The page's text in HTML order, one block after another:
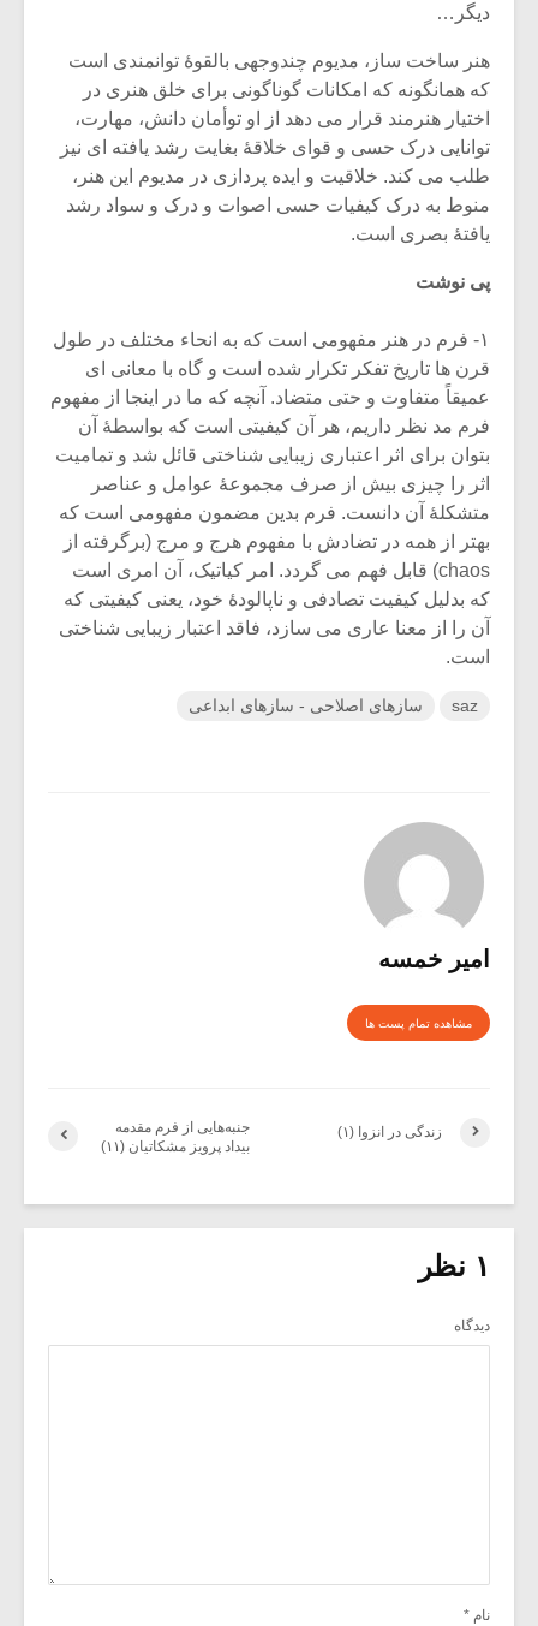
دیگر…
هنر ساخت ساز، مدیوم چندوجهی بالقوۀ توانمندی است
که همانگونه که امکانات گوناگونی برای خلق هنری در
اختیار هنرمند قرار می دهد از او توأمان دانش، مهارت،
توانایی درک حسی و قوای خلاقۀ بغایت رشد یافته ای نیز
طلب می کند. خلاقیت و ایده پردازی در مدیوم این هنر،
منوط به درک کیفیات حسی اصوات و درک و سواد رشد
یافتۀ بصری است.
پی نوشت
۱- فرم در هنر مفهومی است که به انحاء مختلف در طول
قرن ها تاریخ تفکر تکرار شده است و گاه با معانی ای
عمیقاً متفاوت و حتی متضاد. آنچه که ما در اینجا از مفهوم
فرم مد نظر داریم، هر آن کیفیتی است که بواسطۀ آن
بتوان برای اثر اعتباری زیبایی شناختی قائل شد و تمامیت
اثر را چیزی بیش از صرف مجموعۀ عوامل و عناصر
متشکلۀ آن دانست. فرم بدین مضمون مفهومی است که
بهتر از همه در تضادش با مفهوم هرج و مرج (برگرفته از
chaos) قابل فهم می گردد. امر کیاتیک، آن امری است
که بدلیل کیفیت تصادفی و ناپالودۀ خود، یعنی کیفیتی که
آن را از معنا عاری می سازد، فاقد اعتبار زیبایی شناختی
است.
saz سازهای اصلاحی - سازهای ابداعی
امیر خمسه
مشاهده تمام پست ها
جنبه‌هایی از فرم مقدمه‌
بیداد پرویز مشکاتیان (۱۱)
زندگی در انزوا (۱)
۱ نظر
دیدگاه
نام *
اگر نمی توانی
مشهورترین باشی،
بدنام ترین باش